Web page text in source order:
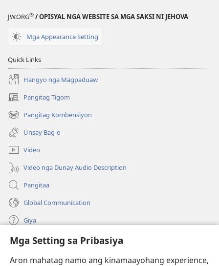
Mga Setting sa Pribasiya
Aron mahatag namo ang kinamaayohang experience,
JW.ORG® / OPISYAL NGA WEBSITE SA MGA SAKSI NI JEHOVA
Mga Appearance Setting
Quick Links
Hangyo nga Magpaduaw
Pangitag Tigom
(mo-
open
ug
bag-
ong
window)
Pangitag Kombensiyon
(mo-
open
ug
bag-
ong
window)
Unsay Bag-o
Video
Video nga Dunay Audio Description
Pangitaa
Global Communication
Giya
Donasyon
(mo-
open